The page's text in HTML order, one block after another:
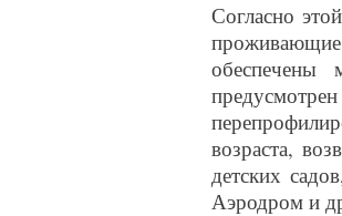
Согласно
возраста,
детских
Аэродром и